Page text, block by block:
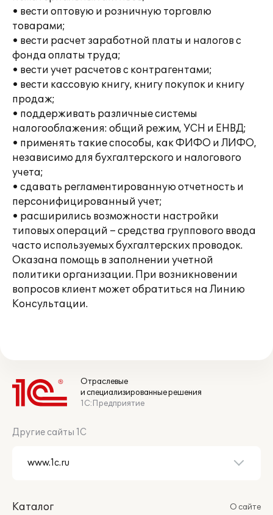
• вести оптовую и розничную торговлю
товарами;
• вести расчет заработной платы и налогов с
фонда оплаты труда;
• вести учет расчетов с контрагентами;
• вести кассовую книгу, книгу покупок и книгу
продаж;
• поддерживать различные системы
налогооблажения: общий режим, УСН и ЕНВД;
• применять такие способы, как ФИФО и ЛИФО,
независимо для бухгалтерского и налогового
учета;
• сдавать регламентированную отчетность и
персонифицированный учет;
• расширились возможности настройки
типовых операций – средства группового ввода
часто используемых бухгалтерских проводок.
Оказана помощь в заполнении учетной
политики организации. При возникновении
вопросов клиент может обратиться на Линию
Консультации.
Отраслевые
и специализированные решения
1С:Предприятие
Другие сайты 1С
Каталог
О сайте